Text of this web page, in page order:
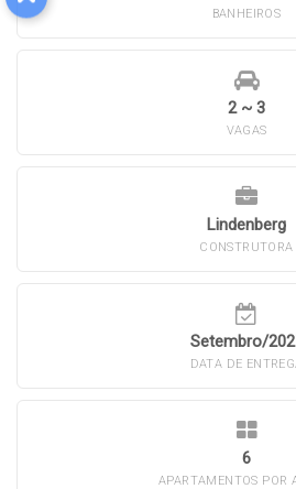
BANHEIROS
2 ~ 3
VAGAS
Lindenberg
CONSTRUTORA
Setembro/
DATA DE
6
APARTAMENTOS POR